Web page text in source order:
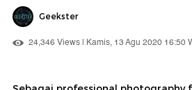
Geekster
24,346 Views | Kamis, 13 Agu 2020 16:50